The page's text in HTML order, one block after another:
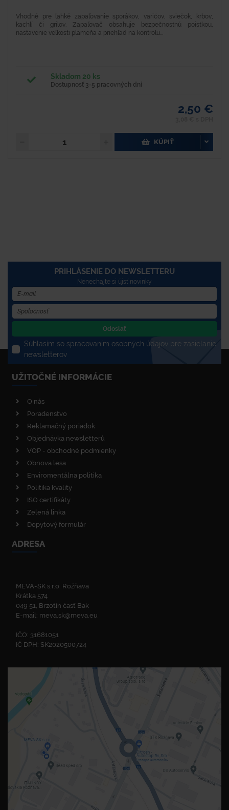
Vhodné pre ľahké zapaľovanie sporákov, varičov, sviečok, krbov,
kachlí či grilov. Zapaľovač obsahuje bezpečnostnú poistkou,
nastavenie veľkosti plameňa a priehľad na kontrolu...
Skladom 20 ks
Dostupnosť 3-5 pracovných dní
2,50 €
KÚPIŤ
PRIHLÁSENIE DO NEWSLETTERU
Nenechajte si újsť novinky
Odoslať
Súhlasím so spracovaním osobných údajov pre zasielanie
newsletterov
UŽITOČNÉ INFORMÁCIE
O nás
Poradenstvo
Reklamačný poriadok
Objednávka newsletterů
VOP - obchodné podmienky
Obnova lesa
Enviromentálna politika
Politika kvality
ISO certifikáty
Zelená linka
Dopytový formulár
ADRESA
MEVA-SK s.r.o. Rožňava
Krátka 574
049 51, Brzotín časť Bak
E-mail: meva.sk@meva.eu
IČO: 31681051
IČ DPH: SK2020500724